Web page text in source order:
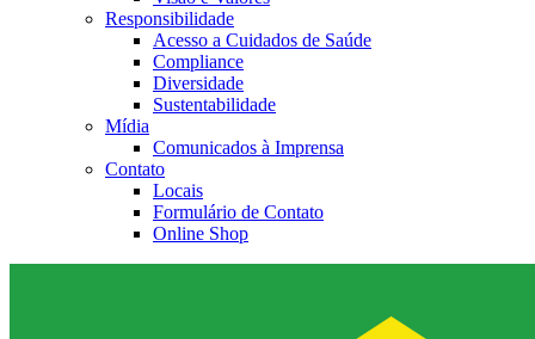
Responsibilidade
Acesso a Cuidados de Saúde
Compliance
Diversidade
Sustentabilidade
Mídia
Comunicados à Imprensa
Contato
Locais
Formulário de Contato
Online Shop